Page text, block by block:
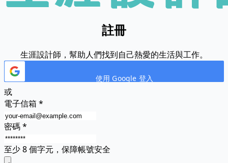
註冊
生涯設計師，幫助人們找到自己熱愛的生活與工作。
使用 Google 登入
或
電子信箱 *
密碼*
至少 8 個字元，保障帳號安全